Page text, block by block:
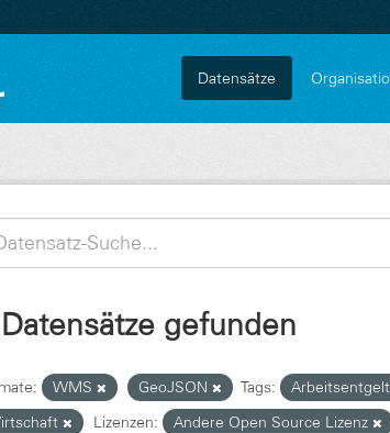
Datensätze
gefunden
WMS GeoJSON Tags:
Arbeitsentgelt
Lizenzen: Andere Open Source Lizenz